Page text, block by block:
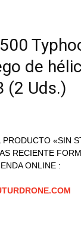
de
(2 Uds.)
«SIN
RECIENTE
ONLINE :